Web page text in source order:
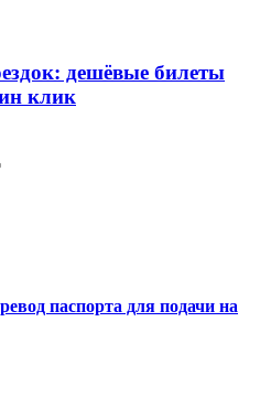
дешёвые билеты
клик
паспорта для подачи на